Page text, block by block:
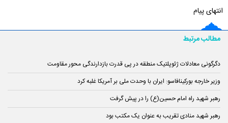
انتهای پیام
مطالب مرتبط
دگرگونی معادلات ژئوپلتیک منطقه در پی قدرت بازدارندگی محور مقاومت
وزیر خارجه بورکینافاسو: ایران با وحدت ملی بر آمریکا غلبه کرد
رهبر شهید راه امام حسین(ع) را در پیش گرفت
رهبر شهید منادی تقریب به عنوان یک مکتب بود